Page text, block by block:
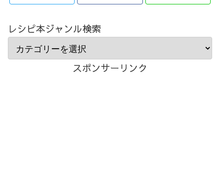
レシピ本ジャンル検索
スポンサーリンク